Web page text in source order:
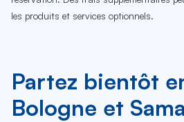
les produits et services optionnels.
Partez bientôt
Bologne et